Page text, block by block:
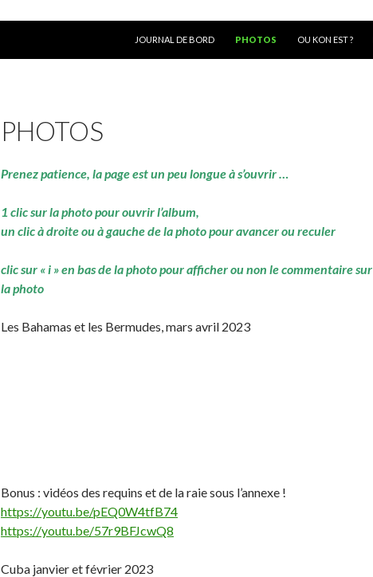
JOURNAL DE BORD
PHOTOS OU KON EST ?
PHOTOS
Prenez patience, la page est un peu longue à s’ouvrir …
1 clic sur la photo pour ouvrir l’album,
un clic à droite ou à gauche de la photo pour avancer ou reculer
clic sur « i » en bas de la photo pour afficher ou non le commentaire sur
la photo
Les Bahamas et les Bermudes, mars avril 2023
Bonus : vidéos des requins et de la raie sous l’annexe !
https://youtu.be/pEQ0W4tfB74
https://youtu.be/57r9BFJcwQ8
Cuba janvier et février 2023